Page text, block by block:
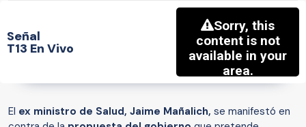
Señal
T13 En Vivo
El ex ministro de Salud, Jaime Mañalich, se manifestó en